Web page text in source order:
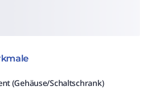
(Gehäuse/Schaltschrank)